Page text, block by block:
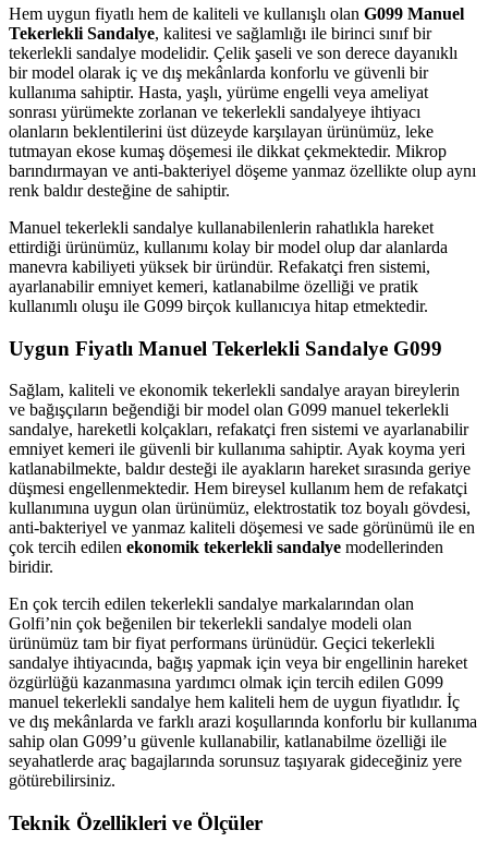
Hem uygun fiyatlı hem de kaliteli ve kullanışlı olan G099 Manuel
Tekerlekli Sandalye, kalitesi ve sağlamlığı ile birinci sınıf bir
tekerlekli sandalye modelidir. Çelik şaseli ve son derece dayanıklı
bir model olarak iç ve dış mekânlarda konforlu ve güvenli bir
kullanıma sahiptir. Hasta, yaşlı, yürüme engelli veya ameliyat
sonrası yürümekte zorlanan ve tekerlekli sandalyeye ihtiyacı
olanların beklentilerini üst düzeyde karşılayan ürünümüz, leke
tutmayan ekose kumaş döşemesi ile dikkat çekmektedir. Mikrop
barındırmayan ve anti-bakteriyel döşeme yanmaz özellikte olup aynı
renk baldır desteğine de sahiptir.
Manuel tekerlekli sandalye kullanabilenlerin rahatlıkla hareket
ettirdiği ürünümüz, kullanımı kolay bir model olup dar alanlarda
manevra kabiliyeti yüksek bir üründür. Refakatçi fren sistemi,
ayarlanabilir emniyet kemeri, katlanabilme özelliği ve pratik
kullanımlı oluşu ile G099 birçok kullanıcıya hitap etmektedir.
Uygun Fiyatlı Manuel Tekerlekli Sandalye G099
Sağlam, kaliteli ve ekonomik tekerlekli sandalye arayan bireylerin
ve bağışçıların beğendiği bir model olan G099 manuel tekerlekli
sandalye, hareketli kolçakları, refakatçi fren sistemi ve ayarlanabilir
emniyet kemeri ile güvenli bir kullanıma sahiptir. Ayak koyma yeri
katlanabilmekte, baldır desteği ile ayakların hareket sırasında geriye
düşmesi engellenmektedir. Hem bireysel kullanım hem de refakatçi
kullanımına uygun olan ürünümüz, elektrostatik toz boyalı gövdesi,
anti-bakteriyel ve yanmaz kaliteli döşemesi ve sade görünümü ile en
çok tercih edilen ekonomik tekerlekli sandalye modellerinden
biridir.
En çok tercih edilen tekerlekli sandalye markalarından olan
Golfi’nin çok beğenilen bir tekerlekli sandalye modeli olan
ürünümüz tam bir fiyat performans ürünüdür. Geçici tekerlekli
sandalye ihtiyacında, bağış yapmak için veya bir engellinin hareket
özgürlüğü kazanmasına yardımcı olmak için tercih edilen G099
manuel tekerlekli sandalye hem kaliteli hem de uygun fiyatlıdır. İç
ve dış mekânlarda ve farklı arazi koşullarında konforlu bir kullanıma
sahip olan G099’u güvenle kullanabilir, katlanabilme özelliği ile
seyahatlerde araç bagajlarında sorunsuz taşıyarak gideceğiniz yere
götürebilirsiniz.
Teknik Özellikleri ve Ölçüler